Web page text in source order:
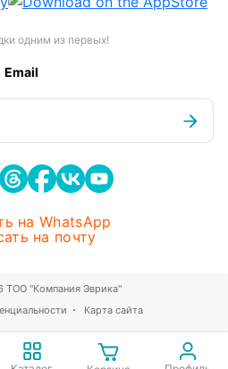
одним из первых!
Email
на WhatsApp
на почту
Карта сайта
ТОО "Компания Эврика"